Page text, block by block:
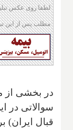
لطفا روی عکس
مطلب پس از این
در بخشی از
سوالاتی در
قبال ایران)